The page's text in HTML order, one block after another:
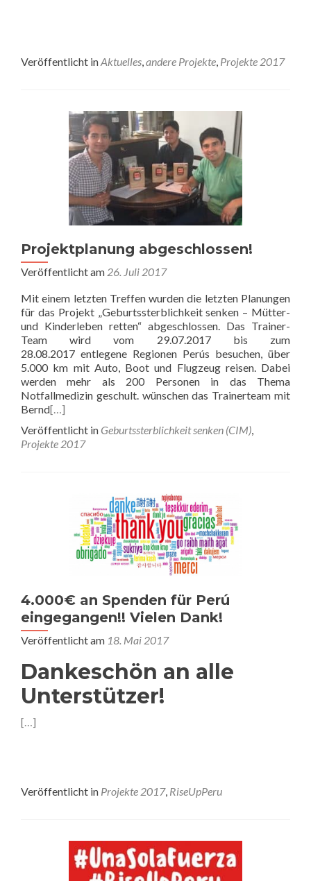
Veröffentlicht inAktuelles,andere Projekte, Projekte 2017
Projektplanung abgeschlossen!
Veröffentlicht am 26. Juli 2017
Mit einem letzten Treffen wurden die letzten Planungen
für das Projekt „Geburtssterblichkeit senken – Mütter-
und Kinderleben retten“ abgeschlossen. Das Trainer-
Team wird vom 29.07.2017 bis zum
28.08.2017 entlegene Regionen Perús besuchen, über
5.000 km mit Auto, Boot und Flugzeug reisen. Dabei
werden mehr als 200 Personen in das Thema
Notfallmedizin geschult. wünschen das Trainerteam mit
Bernd[…]
Veröffentlicht in Geburtssterblichkeit senken (CIM),
Projekte 2017
4.000€ an Spenden für Perú
eingegangen!! Vielen Dank!
Veröffentlicht am 18. Mai 2017
Dankeschön an alle
Unterstützer!
[…]
Veröffentlicht in Projekte 2017, RiseUpPeru